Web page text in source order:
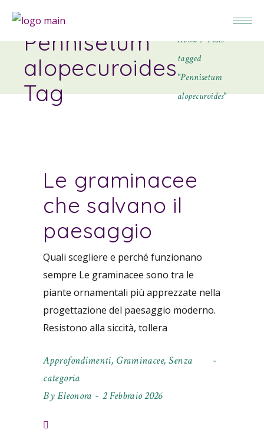
Pennisetum
alopecuroides
Tag
Home
Posts
tagged
"Pennisetum
alopecuroides"
Le graminacee
che salvano il
paesaggio
Quali scegliere e perché funzionano
sempre Le graminacee sono tra le
piante ornamentali più apprezzate nella
progettazione del paesaggio moderno.
Resistono alla siccità, tollera
Approfondimenti, Graminacee,Senza
categoria
ByEleonora 2 Febbraio 2026